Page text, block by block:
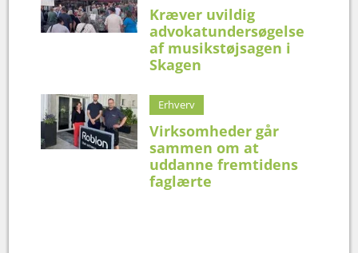
Kræver uvildig
advokatundersøgelse
af musikstøjsagen i
Skagen
Erhverv
Virksomheder går
sammen om at
uddanne fremtidens
faglærte